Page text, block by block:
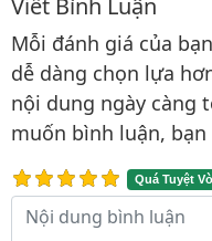
Bình luận
Mỗi đánh giá của
dễ dàng chọn lựa
nội dung ngày càng
muốn bình luận,
Quá Tuyệt
Nội dung bình luận